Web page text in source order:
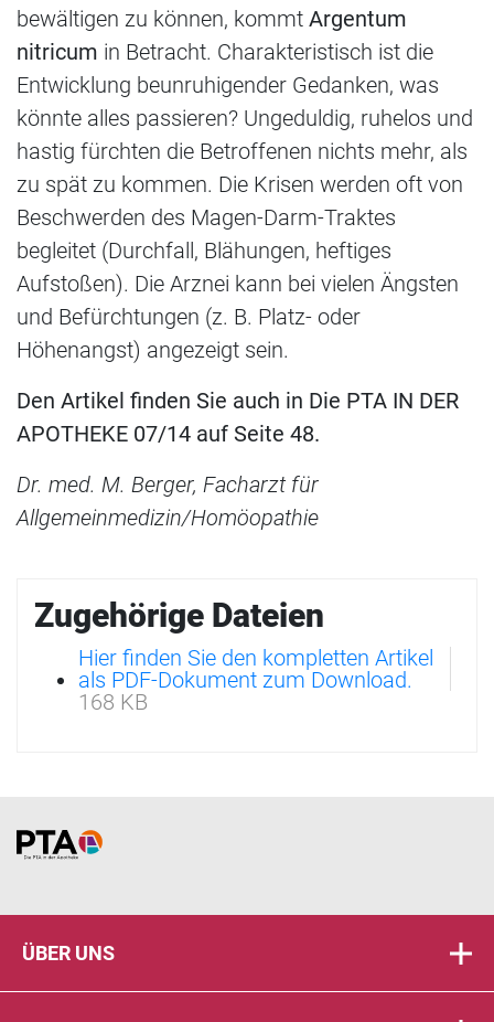
bewältigen zu können, kommt Argentum
nitricum in Betracht. Charakteristisch ist die
Entwicklung beunruhigender Gedanken, was
könnte alles passieren? Ungeduldig, ruhelos und
hastig fürchten die Betroffenen nichts mehr, als
zu spät zu kommen. Die Krisen werden oft von
Beschwerden des Magen-Darm-Traktes
begleitet (Durchfall, Blähungen, heftiges
Aufstoßen). Die Arznei kann bei vielen Ängsten
und Befürchtungen (z. B. Platz- oder
Höhenangst) angezeigt sein.
Den Artikel finden Sie auch in Die PTA IN DER
APOTHEKE 07/14 auf Seite 48.
Dr. med. M. Berger, Facharzt für
Allgemeinmedizin/Homöopathie
Zugehörige Dateien
Hier finden Sie den kompletten Artikel
als PDF-Dokument zum Download.
168 KB
Home
ÜBER UNS